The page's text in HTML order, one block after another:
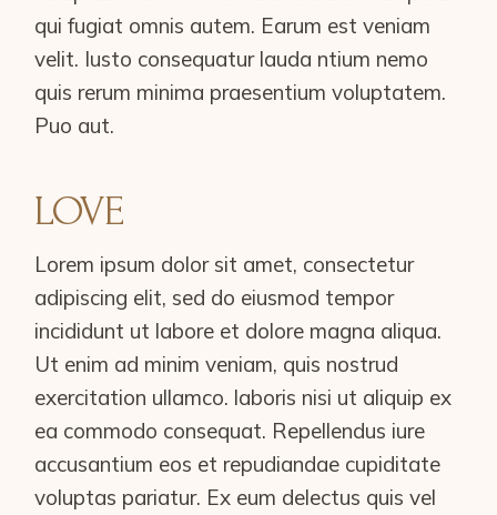
qui fugiat omnis autem. Earum est veniam
velit. Iusto consequatur lauda ntium nemo
quis rerum minima praesentium voluptatem.
Puo aut.
LOVE
Lorem ipsum dolor sit amet, consectetur
adipiscing elit, sed do eiusmod tempor
incididunt ut labore et dolore magna aliqua.
Ut enim ad minim veniam, quis nostrud
exercitation ullamco. laboris nisi ut aliquip ex
ea commodo consequat. Repellendus iure
accusantium eos et repudiandae cupiditate
voluptas pariatur. Ex eum delectus quis vel